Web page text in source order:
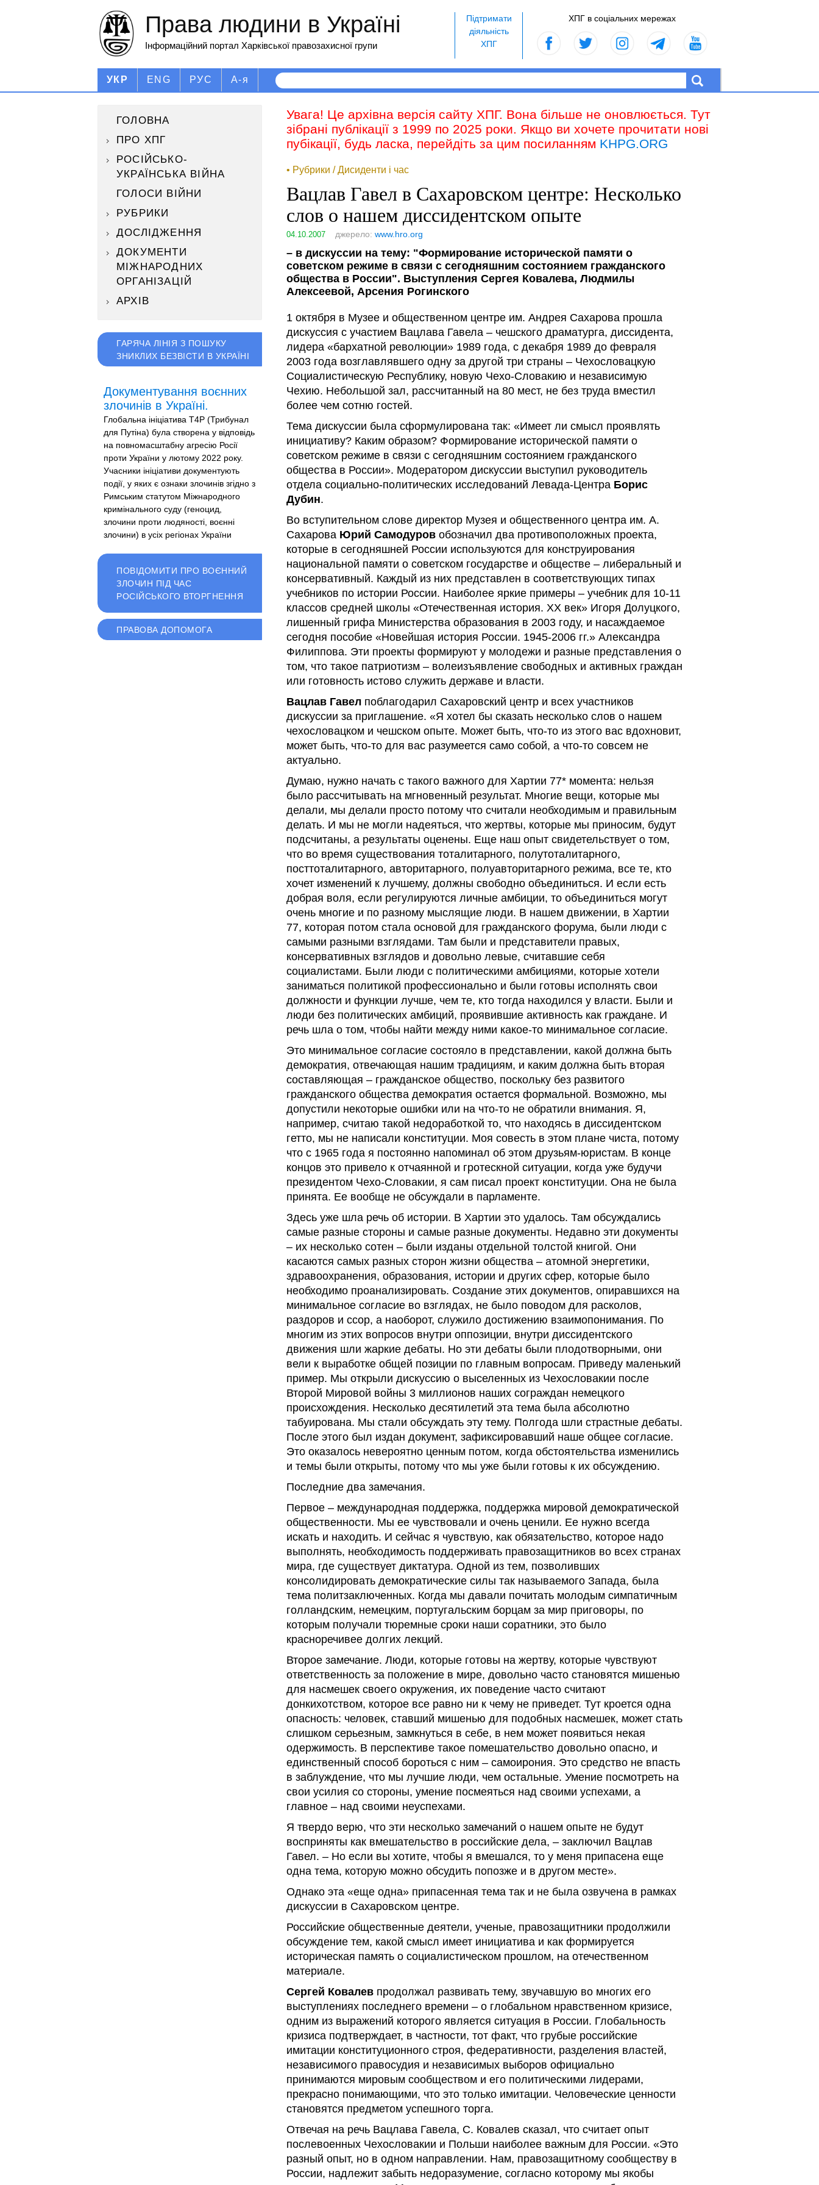
ХПГ в соціальних мережах
Підтримати
діяльність
ХПГ
Права людини в Україні
Інформаційний портал Харківської правозахисної групи
УКР ENG РУС А-я
ГОЛОВНА
ПРО ХПГ
РОСІЙСЬКО-
УКРАЇНСЬКА ВІЙНА
ГОЛОСИ ВІЙНИ
РУБРИКИ
ДОСЛІДЖЕННЯ
ДОКУМЕНТИ
МІЖНАРОДНИХ
ОРГАНІЗАЦІЙ
АРХІВ
ГАРЯЧА ЛІНІЯ З ПОШУКУ
ЗНИКЛИХ БЕЗВІСТИ В УКРАЇНІ
Документування воєнних
злочинів в Україні.
Глобальна ініціатива T4P (Трибунал
для Путіна) була створена у відповідь
на повномасштабну агресію Росії
проти України у лютому 2022 року.
Учасники ініціативи документують
події, у яких є ознаки злочинів згідно з
Римським статутом Міжнародного
кримінального суду (геноцид,
злочини проти людяності, воєнні
злочини) в усіх регіонах України
ПОВІДОМИТИ ПРО ВОЄННИЙ
ЗЛОЧИН ПІД ЧАС
РОСІЙСЬКОГО ВТОРГНЕННЯ
ПРАВОВА ДОПОМОГА
Увага! Це архівна версія сайту ХПГ. Вона більше не оновлюється. Тут
зібрані публікації з 1999 по 2025 роки. Якщо ви хочете прочитати нові
пубікації, будь ласка, перейдіть за цим посиланням KHPG.ORG
• Рубрики / Дисиденти і час
Вацлав Гавел в Сахаровском центре: Несколько
слов о нашем диссидентском опыте
04.10.2007 джерело: www.hro.org
– в дискуссии на тему: "Формирование исторической памяти о
советском режиме в связи с сегодняшним состоянием гражданского
общества в России". Выступления Сергея Ковалева, Людмилы
Алексеевой, Арсения Рогинского
1 октября в Музее и общественном центре им. Андрея Сахарова прошла
дискуссия с участием Вацлава Гавела – чешского драматурга, диссидента,
лидера «бархатной революции» 1989 года, с декабря 1989 до февраля
2003 года возглавлявшего одну за другой три страны – Чехословацкую
Социалистическую Республику, новую Чехо-Словакию и независимую
Чехию. Небольшой зал, рассчитанный на 80 мест, не без труда вместил
более чем сотню гостей.
Тема дискуссии была сформулирована так: «Имеет ли смысл проявлять
инициативу? Каким образом? Формирование исторической памяти о
советском режиме в связи с сегодняшним состоянием гражданского
общества в России». Модератором дискуссии выступил руководитель
отдела социально-политических исследований Левада-Центра Борис
Дубин.
Во вступительном слове директор Музея и общественного центра им. А.
Сахарова Юрий Самодуров обозначил два противоположных проекта,
которые в сегодняшней России используются для конструирования
национальной памяти о советском государстве и обществе – либеральный и
консервативный. Каждый из них представлен в соответствующих типах
учебников по истории России. Наиболее яркие примеры – учебник для 10-11
классов средней школы «Отечественная история. ХХ век» Игоря Долуцкого,
лишенный грифа Министерства образования в 2003 году, и насаждаемое
сегодня пособие «Новейшая история России. 1945-2006 гг.» Александра
Филиппова. Эти проекты формируют у молодежи и разные представления о
том, что такое патриотизм – волеизъявление свободных и активных граждан
или готовность истово служить державе и власти.
Вацлав Гавел поблагодарил Сахаровский центр и всех участников
дискуссии за приглашение. «Я хотел бы сказать несколько слов о нашем
чехословацком и чешском опыте. Может быть, что-то из этого вас вдохновит,
может быть, что-то для вас разумеется само собой, а что-то совсем не
актуально.
Думаю, нужно начать с такого важного для Хартии 77* момента: нельзя
было рассчитывать на мгновенный результат. Многие вещи, которые мы
делали, мы делали просто потому что считали необходимым и правильным
делать. И мы не могли надеяться, что жертвы, которые мы приносим, будут
подсчитаны, а результаты оценены. Еще наш опыт свидетельствует о том,
что во время существования тоталитарного, полутоталитарного,
посттоталитарного, авторитарного, полуавторитарного режима, все те, кто
хочет изменений к лучшему, должны свободно объединиться. И если есть
добрая воля, если регулируются личные амбиции, то объединиться могут
очень многие и по разному мыслящие люди. В нашем движении, в Хартии
77, которая потом стала основой для гражданского форума, были люди с
самыми разными взглядами. Там были и представители правых,
консервативных взглядов и довольно левые, считавшие себя
социалистами. Были люди с политическими амбициями, которые хотели
заниматься политикой профессионально и были готовы исполнять свои
должности и функции лучше, чем те, кто тогда находился у власти. Были и
люди без политических амбиций, проявившие активность как граждане. И
речь шла о том, чтобы найти между ними какое-то минимальное согласие.
Это минимальное согласие состояло в представлении, какой должна быть
демократия, отвечающая нашим традициям, и каким должна быть вторая
составляющая – гражданское общество, поскольку без развитого
гражданского общества демократия остается формальной. Возможно, мы
допустили некоторые ошибки или на что-то не обратили внимания. Я,
например, считаю такой недоработкой то, что находясь в диссидентском
гетто, мы не написали конституции. Моя совесть в этом плане чиста, потому
что с 1965 года я постоянно напоминал об этом друзьям-юристам. В конце
концов это привело к отчаянной и гротескной ситуации, когда уже будучи
президентом Чехо-Словакии, я сам писал проект конституции. Она не была
принята. Ее вообще не обсуждали в парламенте.
Здесь уже шла речь об истории. В Хартии это удалось. Там обсуждались
самые разные стороны и самые разные документы. Недавно эти документы
– их несколько сотен – были изданы отдельной толстой книгой. Они
касаются самых разных сторон жизни общества – атомной энергетики,
здравоохранения, образования, истории и других сфер, которые было
необходимо проанализировать. Создание этих документов, опиравшихся на
минимальное согласие во взглядах, не было поводом для расколов,
раздоров и ссор, а наоборот, служило достижению взаимопонимания. По
многим из этих вопросов внутри оппозиции, внутри диссидентского
движения шли жаркие дебаты. Но эти дебаты были плодотворными, они
вели к выработке общей позиции по главным вопросам. Приведу маленький
пример. Мы открыли дискуссию о выселенных из Чехословакии после
Второй Мировой войны 3 миллионов наших сограждан немецкого
происхождения. Несколько десятилетий эта тема была абсолютно
табуирована. Мы стали обсуждать эту тему. Полгода шли страстные дебаты.
После этого был издан документ, зафиксировавший наше общее согласие.
Это оказалось невероятно ценным потом, когда обстоятельства изменились
и темы были открыты, потому что мы уже были готовы к их обсуждению.
Последние два замечания.
Первое – международная поддержка, поддержка мировой демократической
общественности. Мы ее чувствовали и очень ценили. Ее нужно всегда
искать и находить. И сейчас я чувствую, как обязательство, которое надо
выполнять, необходимость поддерживать правозащитников во всех странах
мира, где существует диктатура. Одной из тем, позволивших
консолидировать демократические силы так называемого Запада, была
тема политзаключенных. Когда мы давали почитать молодым симпатичным
голландским, немецким, португальским борцам за мир приговоры, по
которым получали тюремные сроки наши соратники, это было
красноречивее долгих лекций.
Второе замечание. Люди, которые готовы на жертву, которые чувствуют
ответственность за положение в мире, довольно часто становятся мишенью
для насмешек своего окружения, их поведение часто считают
донкихотством, которое все равно ни к чему не приведет. Тут кроется одна
опасность: человек, ставший мишенью для подобных насмешек, может стать
слишком серьезным, замкнуться в себе, в нем может появиться некая
одержимость. В перспективе такое помешательство довольно опасно, и
единственный способ бороться с ним – самоирония. Это средство не впасть
в заблуждение, что мы лучшие люди, чем остальные. Умение посмотреть на
свои усилия со стороны, умение посмеяться над своими успехами, а
главное – над своими неуспехами.
Я твердо верю, что эти несколько замечаний о нашем опыте не будут
восприняты как вмешательство в российские дела, – заключил Вацлав
Гавел. – Но если вы хотите, чтобы я вмешался, то у меня припасена еще
одна тема, которую можно обсудить попозже и в другом месте».
Однако эта «еще одна» припасенная тема так и не была озвучена в рамках
дискуссии в Сахаровском центре.
Российские общественные деятели, ученые, правозащитники продолжили
обсуждение тем, какой смысл имеет инициатива и как формируется
историческая память о социалистическом прошлом, на отечественном
материале.
Сергей Ковалев продолжал развивать тему, звучавшую во многих его
выступлениях последнего времени – о глобальном нравственном кризисе,
одним из выражений которого является ситуация в России. Глобальность
кризиса подтверждает, в частности, тот факт, что грубые российские
имитации конституционного строя, федеративности, разделения властей,
независимого правосудия и независимых выборов официально
принимаются мировым сообществом и его политическими лидерами,
прекрасно понимающими, что это только имитации. Человеческие ценности
становятся предметом успешного торга.
Отвечая на речь Вацлава Гавела, С. Ковалев сказал, что считает опыт
послевоенных Чехословакии и Польши наиболее важным для России. «Это
разный опыт, но в одном направлении. Нам, правозащитному сообществу в
России, надлежит забыть недоразумение, согласно которому мы якобы